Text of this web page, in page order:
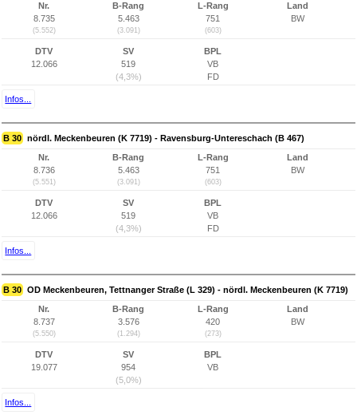
Nr.
8.735
(5.552)
B-Rang
5.463
(3.091)
L-Rang
751
(603)
Land
BW
DTV
12.066
SV
519
(4,3%)
BPL
VB
FD
Infos...
B 30 nördl. Meckenbeuren (K 7719) - Ravensburg-Untereschach (B 467)
Nr.
8.736
(5.551)
B-Rang
5.463
(3.091)
L-Rang
751
(603)
Land
BW
DTV
12.066
SV
519
(4,3%)
BPL
VB
FD
Infos...
B 30 OD Meckenbeuren, Tettnanger Straße (L 329) - nördl. Meckenbeuren (K 7719)
Nr.
8.737
(5.550)
B-Rang
3.576
(1.294)
L-Rang
420
(273)
Land
BW
DTV
19.077
SV
954
(5,0%)
BPL
VB
Infos...